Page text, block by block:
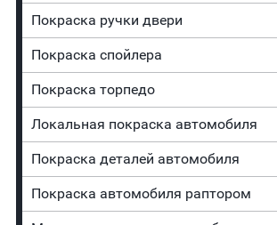
Покраска ручки двери
Покраска спойлера
Покраска торпедо
Локальная покраска автомобиля
Покраска деталей автомобиля
Покраска автомобиля раптором